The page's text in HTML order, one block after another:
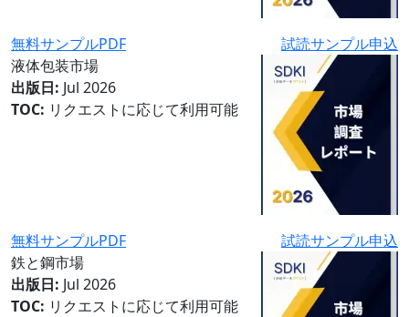
無料サンプルPDF
試読サンプル申込
液体包装市場
出版日: Jul 2026
TOC: リクエストに応じて利用可能
無料サンプルPDF
試読サンプル申込
鉄と鋼市場
出版日: Jul 2026
TOC: リクエストに応じて利用可能